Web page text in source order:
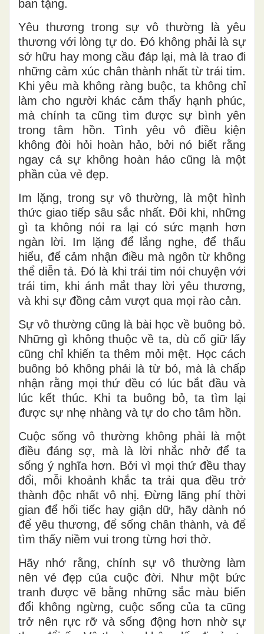
ban tặng.
Yêu thương trong sự vô thường là yêu
thương với lòng tự do. Đó không phải là sự
sở hữu hay mong cầu đáp lại, mà là trao đi
những cảm xúc chân thành nhất từ trái tim.
Khi yêu mà không ràng buộc, ta không chỉ
làm cho người khác cảm thấy hạnh phúc,
mà chính ta cũng tìm được sự bình yên
trong tâm hồn. Tình yêu vô điều kiện
không đòi hỏi hoàn hảo, bởi nó biết rằng
ngay cả sự không hoàn hảo cũng là một
phần của vẻ đẹp.
Im lặng, trong sự vô thường, là một hình
thức giao tiếp sâu sắc nhất. Đôi khi, những
gì ta không nói ra lại có sức mạnh hơn
ngàn lời. Im lặng để lắng nghe, để thấu
hiểu, để cảm nhận điều mà ngôn từ không
thể diễn tả. Đó là khi trái tim nói chuyện với
trái tim, khi ánh mắt thay lời yêu thương,
và khi sự đồng cảm vượt qua mọi rào cản.
Sự vô thường cũng là bài học về buông bỏ.
Những gì không thuộc về ta, dù cố giữ lấy
cũng chỉ khiến ta thêm mỏi mệt. Học cách
buông bỏ không phải là từ bỏ, mà là chấp
nhận rằng mọi thứ đều có lúc bắt đầu và
lúc kết thúc. Khi ta buông bỏ, ta tìm lại
được sự nhẹ nhàng và tự do cho tâm hồn.
Cuộc sống vô thường không phải là một
điều đáng sợ, mà là lời nhắc nhở để ta
sống ý nghĩa hơn. Bởi vì mọi thứ đều thay
đổi, mỗi khoảnh khắc ta trải qua đều trở
thành độc nhất vô nhị. Đừng lãng phí thời
gian để hối tiếc hay giận dữ, hãy dành nó
để yêu thương, để sống chân thành, và để
tìm thấy niềm vui trong từng hơi thở.
Hãy nhớ rằng, chính sự vô thường làm
nên vẻ đẹp của cuộc đời. Như một bức
tranh được vẽ bằng những sắc màu biến
đổi không ngừng, cuộc sống của ta cũng
trở nên rực rỡ và sống động hơn nhờ sự